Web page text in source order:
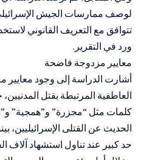
لوصف ممارسات الجيش
تتوافق مع التعريف القانوني
ورد في التقرير.
معايير مزدوجة فاضحة
أشارت الدراسة إلى وجود معايير
العاطفية المرتبطة بقتل
كلمات مثل “مجزرة” و”همجية”
الحديث عن القتلى الإسرائيليين،
حد كبير عند تناول استشهاد آلاف